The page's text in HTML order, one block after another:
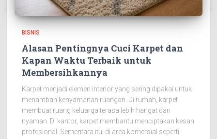
BISNIS
Alasan Pentingnya Cuci Karpet dan
Kapan Waktu Terbaik untuk
Membersihkannya
Karpet menjadi elemen interior yang sering dipakai untuk
menambah kenyamanan ruangan. Di rumah, karpet
membuat ruang keluarga terasa lebih hangat dan
nyaman. Di kantor, karpet membantu menciptakan kesan
profesional. Sementara itu, di area komersial seperti